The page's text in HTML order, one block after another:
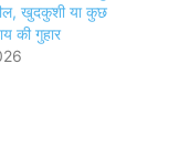
खुदकुशी या कुछ
की गुहार